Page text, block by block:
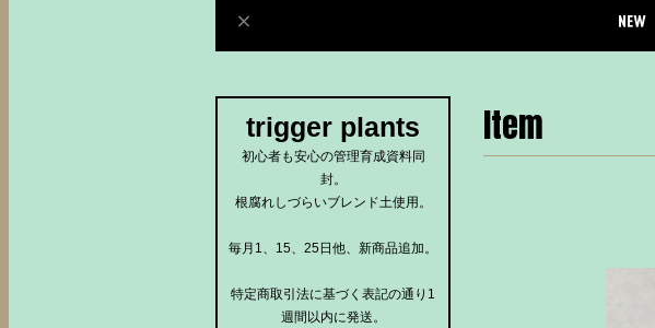
Item
trigger plants
初心者も安心の管理育成資料同
封。
根腐れしづらいブレンド土使用。
毎月1、15、25日他、新商品追加。
特定商取引法に基づく表記の通り1
週間以内に発送。